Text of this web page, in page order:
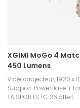
XGIMI MoGo 4
450 Lumens
Vidéoprojecteur, 1920 x
Support PowerBase +
EA SPORTS FC 26 offert